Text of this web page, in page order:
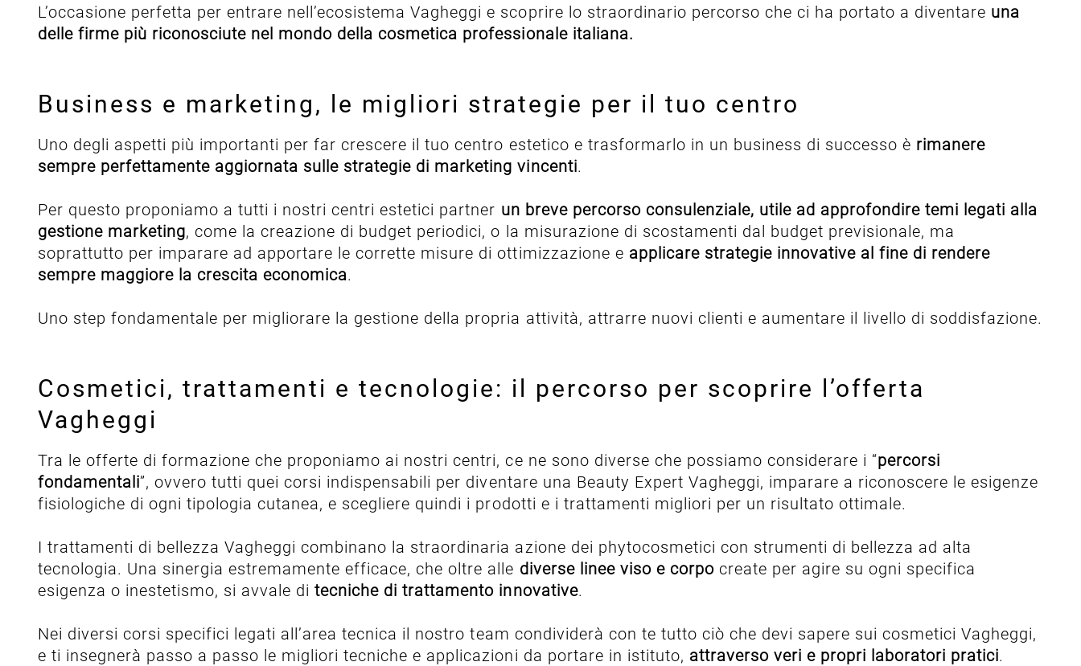
L’occasione perfetta per entrare nell’ecosistema Vagheggi e scoprire lo straordinario percorso che ci ha portato a diventare una
delle firme più riconosciute nel mondo della cosmetica professionale italiana.
Business e marketing, le migliori strategie per il tuo centro
Uno degli aspetti più importanti per far crescere il tuo centro estetico e trasformarlo in un business di successo è rimanere
sempre perfettamente aggiornata sulle strategie di marketing vincenti.
Per questo proponiamo a tutti i nostri centri estetici partner un breve percorso consulenziale, utile ad approfondire temi legati alla
gestione marketing, come la creazione di budget periodici, o la misurazione di scostamenti dal budget previsionale, ma
soprattutto per imparare ad apportare le corrette misure di ottimizzazione e applicare strategie innovative al fine di rendere
sempre maggiore la crescita economica.
Uno step fondamentale per migliorare la gestione della propria attività, attrarre nuovi clienti e aumentare il livello di soddisfazione.
Cosmetici, trattamenti e tecnologie: il percorso per scoprire l’offerta
Vagheggi
Tra le offerte di formazione che proponiamo ai nostri centri, ce ne sono diverse che possiamo considerare i “percorsi
fondamentali”, ovvero tutti quei corsi indispensabili per diventare una Beauty Expert Vagheggi, imparare a riconoscere le esigenze
fisiologiche di ogni tipologia cutanea, e scegliere quindi i prodotti e i trattamenti migliori per un risultato ottimale.
I trattamenti di bellezza Vagheggi combinano la straordinaria azione dei phytocosmetici con strumenti di bellezza ad alta
tecnologia. Una sinergia estremamente efficace, che oltre alle diverse linee viso e corpocreate per agire su ogni specifica
esigenza o inestetismo, si avvale ditecniche di trattamento innovative.
Nei diversi corsi specifici legati all’area tecnica il nostro team condividerà con te tutto ciò che devi sapere sui cosmetici Vagheggi,
e ti insegnerà passo a passo le migliori tecniche e applicazioni da portare in istituto, attraverso veri e propri laboratori pratici.